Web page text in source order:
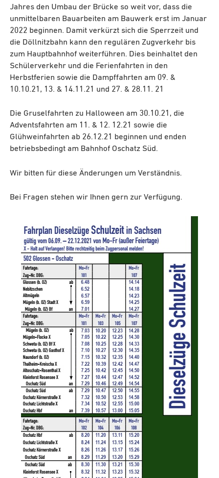
Jahres den Umbau der Brücke so weit vor, dass die
unmittelbaren Bauarbeiten am Bauwerk erst im Januar
2022 beginnen. Damit verkürzt sich die Sperrzeit und
die Döllnitzbahn kann den regulären Zugverkehr bis
zum Hauptbahnhof weiterführen. Dies beinhaltet den
Schülerverkehr und die Ferienfahrten in den
Herbstferien sowie die Dampffahrten am 09. &
10.10.21, 13. & 14.11.21 und 27. & 28.11. 21
Die Gruselfahrten zu Halloween am 30.10.21, die
Adventsfahrten am 11. & 12. 12.21 sowie die
Glühweinfahrten ab 26.12.21 beginnen und enden
betriebsbedingt am Bahnhof Oschatz Süd.
Wir bitten für diese Änderungen um Verständnis.
Bei Fragen stehen wir Ihnen gern zur Verfügung.